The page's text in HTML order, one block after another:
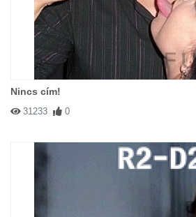
Nincs cím!
31233 0